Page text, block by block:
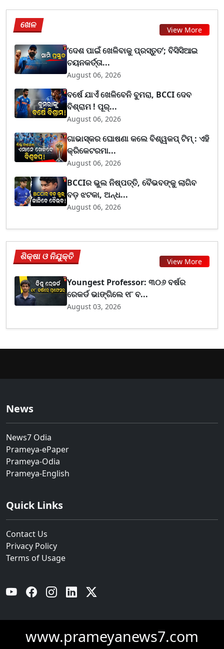
ଖେଳ View More
‘ଦେଶ ପାଇଁ ଖେଳିବାକୁ ପ୍ରସ୍ତୁତ’; ବିସିସିଆଇ
ଚୟନକର୍ତ୍ତା...
August 06, 2026
ବର୍ଷେ ଯାଏଁ ଖେଳିବେନି ବୁମରା, BCCI ଦେବ
ବିଶ୍ରାମ ! ପୂର୍...
August 06, 2026
ଗାଭାସ୍କର ଘୋଷଣା କଲେ ବିଶ୍ୱକପ୍ ଟିମ୍ : ଏହି
କ୍ରିକେଟରମା...
August 06, 2026
BCCIର ଭୁଲ ନିଷ୍ପତ୍ତି, ବୈଭବଙ୍କୁ ଲାଗିବ
ବଡ଼ ଝଟକା, ଅନ୍ଧ...
August 06, 2026
ଶିକ୍ଷା ଓ ନିଯୁକ୍ତି View More
Youngest Professor: ୩୦୬ ବର୍ଷର
ରେକର୍ଡ ଭାଙ୍ଗିଲେ ୧୮ ବ...
August 03, 2026
News
News7 Odia
Prameya-ePaper
Prameya-Odia
Prameya-English
Quick Links
Contact Us
Privacy Policy
Terms of Usage
YouTube Facebook Instagram Linkedin
www.prameyanews7.com